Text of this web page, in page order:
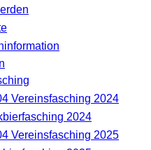
Vereinsfasching 2024
2024
Vereinsfasching 2025